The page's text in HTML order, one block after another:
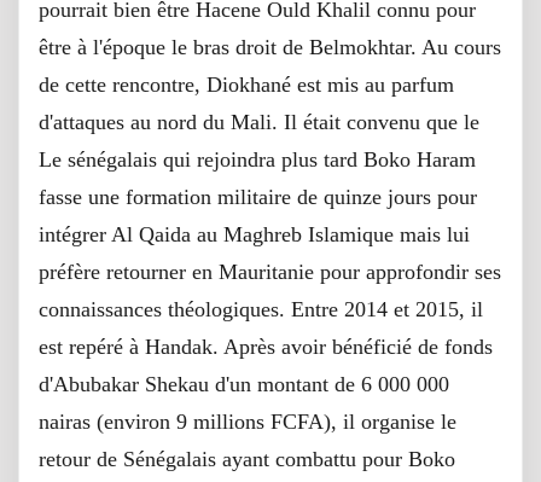
pourrait bien être Hacene Ould Khalil connu pour
être à l'époque le bras droit de Belmokhtar. Au cours
de cette rencontre, Diokhané est mis au parfum
d'attaques au nord du Mali. Il était convenu que le
Le sénégalais qui rejoindra plus tard Boko Haram
fasse une formation militaire de quinze jours pour
intégrer Al Qaida au Maghreb Islamique mais lui
préfère retourner en Mauritanie pour approfondir ses
connaissances théologiques. Entre 2014 et 2015, il
est repéré à Handak. Après avoir bénéficié de fonds
d'Abubakar Shekau d'un montant de 6 000 000
nairas (environ 9 millions FCFA), il organise le
retour de Sénégalais ayant combattu pour Boko